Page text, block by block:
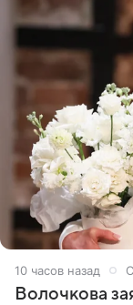
10 часов назад
Волочкова